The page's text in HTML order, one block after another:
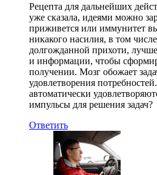
Рецепта для дальнейших
уже сказала, идеями можно
приживется или иммунитет
никакого насилия, в том
долгожданной прихоти,
и информации, чтобы
получении. Мозг обожает
удовлетворения
автоматически
импульсы для решения задач?
Ответить